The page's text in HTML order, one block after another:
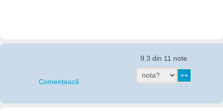
Comentează
9.3 din 11 note